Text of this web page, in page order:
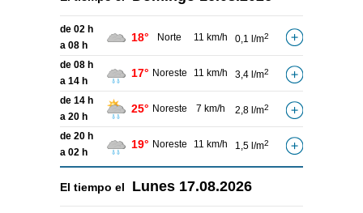
de 02 h
a 08 h
18° Norte 11 km/h 0,1 l/m2
de 08 h
a 14 h
17° Noreste 11 km/h 3,4 l/m2
de 14 h
a 20 h
25° Noreste 7 km/h 2,8 l/m2
de 20 h
a 02 h
19° Noreste 11 km/h 1,5 l/m2
El tiempo el Lunes 17.08.2026